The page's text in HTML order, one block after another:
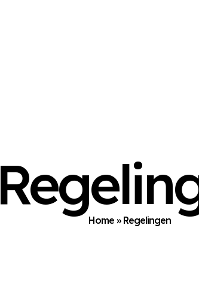
Home » Regelingen